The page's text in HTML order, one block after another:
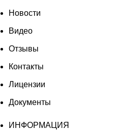
Новости
Видео
Отзывы
Контакты
Лицензии
Документы
ИНФОРМАЦИЯ